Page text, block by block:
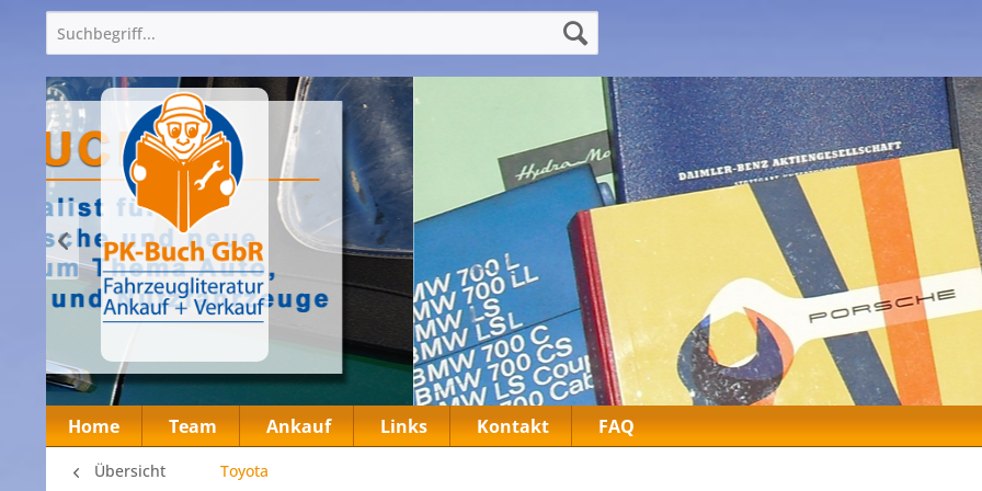
Home Team Ankauf Links Kontakt FAQ
Übersicht Toyota